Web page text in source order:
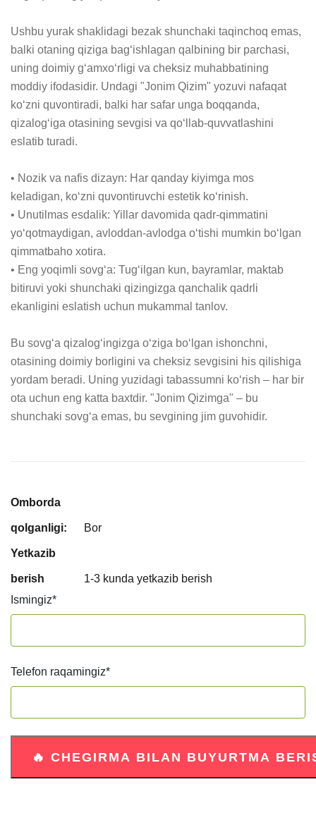
Ushbu yurak shaklidagi bezak shunchaki taqinchoq emas,
balki otaning qiziga bag‘ishlagan qalbining bir parchasi,
uning doimiy g‘amxo‘rligi va cheksiz muhabbatining
moddiy ifodasidir. Undagi "Jonim Qizim" yozuvi nafaqat
ko‘zni quvontiradi, balki har safar unga boqqanda,
qizalog‘iga otasining sevgisi va qo‘llab-quvvatlashini
eslatib turadi.
• Nozik va nafis dizayn: Har qanday kiyimga mos
keladigan, ko‘zni quvontiruvchi estetik ko‘rinish.
• Unutilmas esdalik: Yillar davomida qadr-qimmatini
yo‘qotmaydigan, avloddan-avlodga o‘tishi mumkin bo‘lgan
qimmatbaho xotira.
• Eng yoqimli sovg‘a: Tug‘ilgan kun, bayramlar, maktab
bitiruvi yoki shunchaki qizingizga qanchalik qadrli
ekanligini eslatish uchun mukammal tanlov.
Bu sovg‘a qizalog‘ingizga o‘ziga bo‘lgan ishonchni,
otasining doimiy borligini va cheksiz sevgisini his qilishiga
yordam beradi. Uning yuzidagi tabassumni ko‘rish – har bir
ota uchun eng katta baxtdir. "Jonim Qizimga" – bu
shunchaki sovg‘a emas, bu sevgining jim guvohidir.
Omborda
qolganligi: Bor
Yetkazib
berish
1-3 kunda yetkazib berish
Ismingiz*
Telefon raqamingiz*